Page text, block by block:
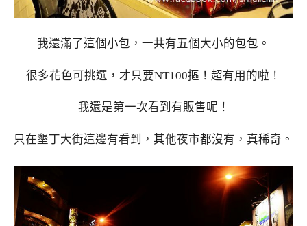
我還滿了這個小包，一共有五個大小的包包。
很多花色可挑選，才只要NT100摳！超有用的啦！
我還是第一次看到有販售呢！
只在墾丁大街這邊有看到，其他夜市都沒有，真稀奇。